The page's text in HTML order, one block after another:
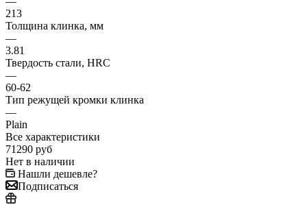
213
Толщина клинка, мм
—
3.81
Твердость стали, HRC
—
60-62
Тип режущей кромки клинка
—
Plain
Все характеристики
71290 руб
Нет в наличии
Нашли дешевле?
Подписаться